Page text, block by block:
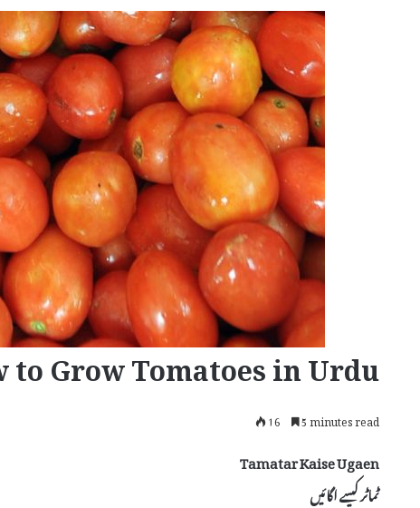
to Grow Tomatoes in Urdu
16 5 minutes read
Tamatar Kaise Ugaen
ٹماٹر کیسے اگائیں